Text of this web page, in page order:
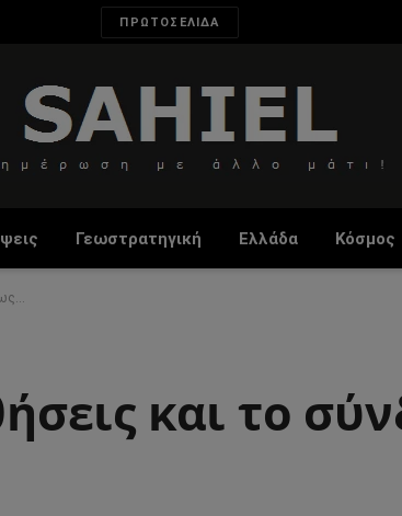
ΠΡΩΤΟΣΕΛΙΔΑ
Γεωστρατηγική Ελλάδα Κόσμος
και το